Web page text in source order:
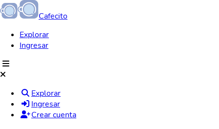
Cafecito
Explorar
Ingresar
Explorar
Ingresar
Crear cuenta